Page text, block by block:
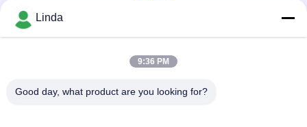
ソーシャル メディア
Linda
9:36 PM
Good day, what product are you looking for?